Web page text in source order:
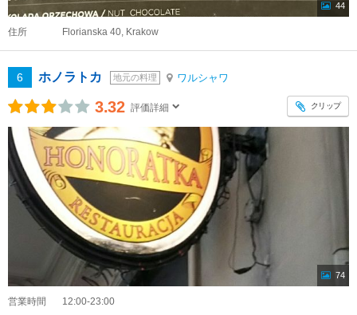
44
住所 Florianska 40, Krakow
6 ホノラトカ 地元の料理 ワルシャワ
3.32 評価詳細 クリップ
74
営業時間 12:00-23:00